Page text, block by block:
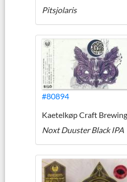
Pitsjolaris
#80894
Kaetelkøp Craft Brewing
Noxt Duuster Black IPA